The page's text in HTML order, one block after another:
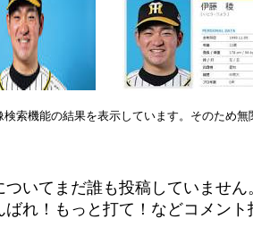
索機能の結果を表示しています。そのため無
いてまだ誰も投稿していません
れ！もっと打て！などコメント